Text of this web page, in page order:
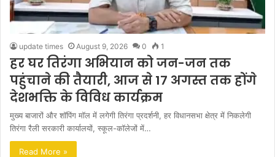
update times August 9, 2026 0 1
हर घर तिरंगा अभियान को जन-जन तक
पहुंचाने की तैयारी, आज से 17 अगस्त तक होंगे
देशभक्ति के विविध कार्यक्रम
मुख्य बाजारों और शॉपिंग मॉल में लगेगी तिरंगा प्रदर्शनी, हर विधानसभा क्षेत्र में निकलेगी
तिरंगा रैली सरकारी कार्यालयों, स्कूल-कॉलेजों में…
Read More »